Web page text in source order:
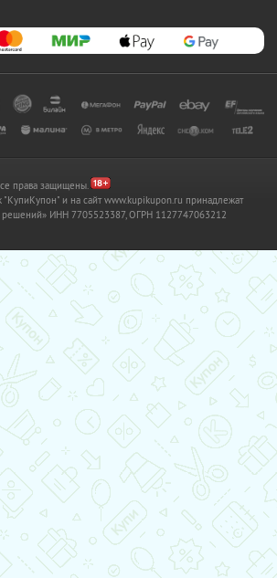
права защищены.
"КупиКупон" и на сайт www.kupikupon.ru принадлежат
решений» ИНН 7705523387, ОГРН 1127747063212